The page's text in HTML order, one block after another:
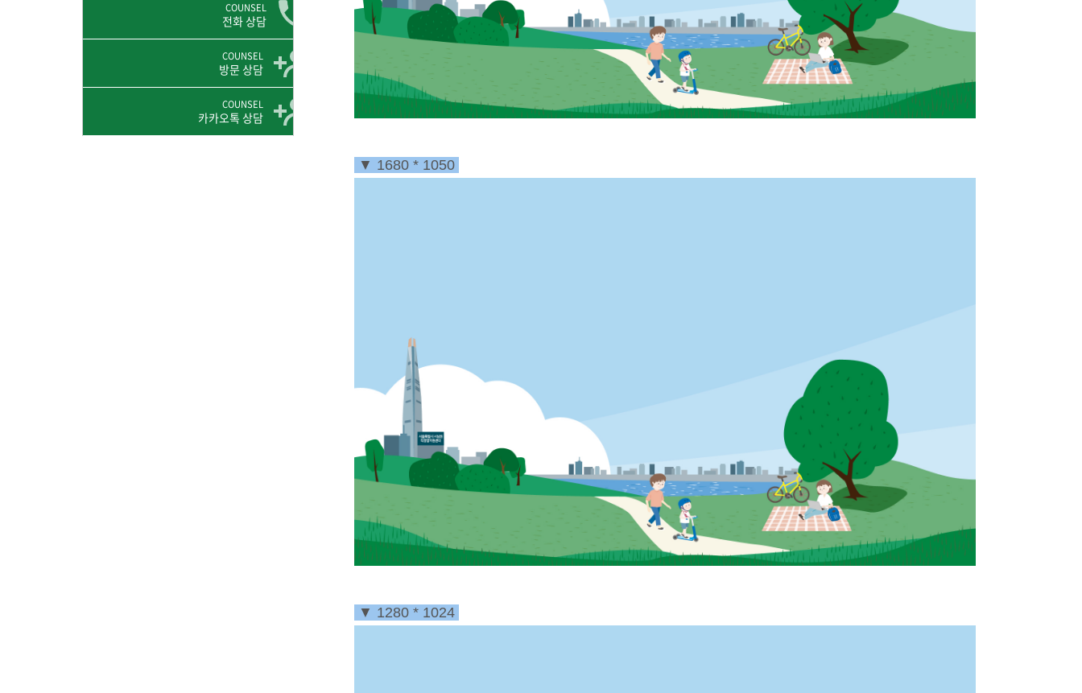
COUNSEL
전화 상담
COUNSEL
방문 상담
COUNSEL
카카오톡 상담
▼ 1680 * 1050
▼ 1280 * 1024